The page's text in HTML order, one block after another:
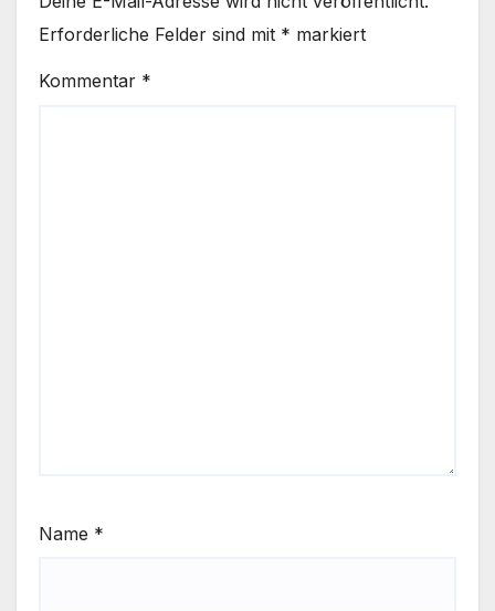
Erforderliche Felder sind mit * markiert
Kommentar *
Name *